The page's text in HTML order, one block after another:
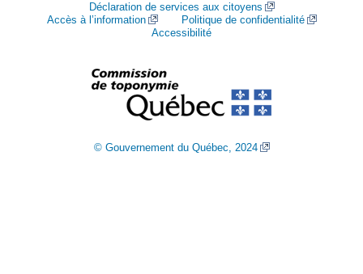
Déclaration de services aux citoyens
Accès à l’information
Politique de confidentialité
Accessibilité
© Gouvernement du Québec, 2024